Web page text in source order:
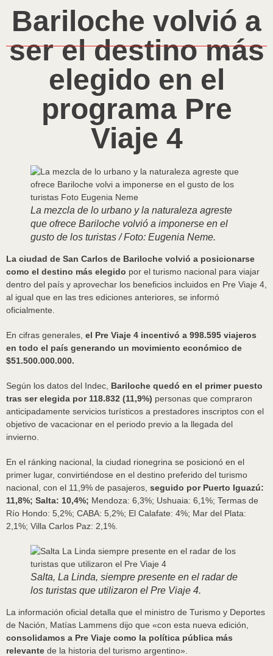
Bariloche volvió a
ser el destino más
elegido en el
programa Pre
Viaje 4
La mezcla de lo urbano y la naturaleza agreste
que ofrece Bariloche volvió a imponerse en el
gusto de los turistas / Foto: Eugenia Neme.
La ciudad de San Carlos de Bariloche volvió a posicionarse
como el destino más elegido por el turismo nacional para viajar
dentro del país y aprovechar los beneficios incluidos en Pre Viaje 4,
al igual que en las tres ediciones anteriores, se informó
oficialmente.
En cifras generales, el Pre Viaje 4 incentivó a 998.595 viajeros
en todo el país generando un movimiento económico de
$51.500.000.000.
Según los datos del Indec, Bariloche quedó en el primer puesto
tras ser elegida por 118.832 (11,9%) personas que compraron
anticipadamente servicios turísticos a prestadores inscriptos con el
objetivo de vacacionar en el periodo previo a la llegada del
invierno.
En el ránking nacional, la ciudad rionegrina se posicionó en el
primer lugar, convirtiéndose en el destino preferido del turismo
nacional, con el 11,9% de pasajeros, seguido por Puerto Iguazú:
11,8%; Salta: 10,4%; Mendoza: 6,3%; Ushuaia: 6,1%; Termas de
Río Hondo: 5,2%; CABA: 5,2%; El Calafate: 4%; Mar del Plata:
2,1%; Villa Carlos Paz: 2,1%.
Salta, La Linda, siempre presente en el radar de
los turistas que utilizaron el Pre Viaje 4.
La información oficial detalla que el ministro de Turismo y Deportes
de Nación, Matías Lammens dijo que «con esta nueva edición,
consolidamos a Pre Viaje como la política pública más
relevante de la historia del turismo argentino».